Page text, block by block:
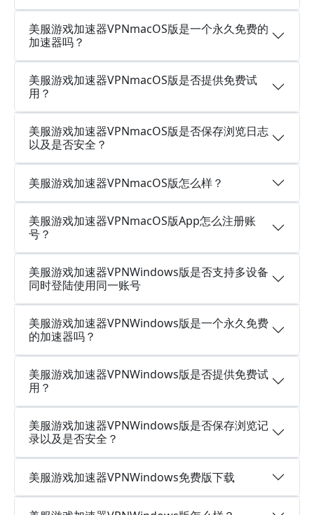
美服游戏加速器VPNmacOS版是一个永久免费的
加速器吗？
美服游戏加速器VPNmacOS版是否提供免费试
用？
美服游戏加速器VPNmacOS版是否保存浏览日志
以及是否安全？
美服游戏加速器VPNmacOS版怎么样？
美服游戏加速器VPNmacOS版App怎么注册账
号？
美服游戏加速器VPNWindows版是否支持多设备
同时登陆使用同一账号
美服游戏加速器VPNWindows版是一个永久免费
的加速器吗？
美服游戏加速器VPNWindows版是否提供免费试
用？
美服游戏加速器VPNWindows版是否保存浏览记
录以及是否安全？
美服游戏加速器VPNWindows免费版下载